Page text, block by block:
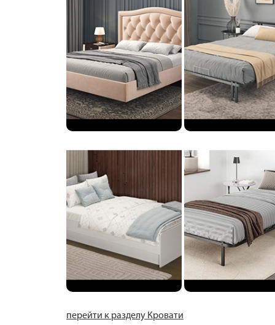
перейти к разделу Кровати